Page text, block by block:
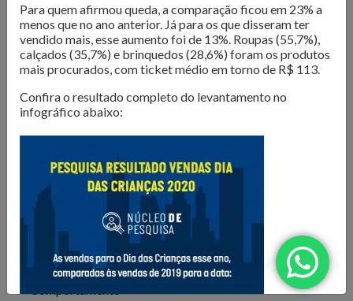
resultado de vendas e comportamento do consumidor
são divulgados para que os lojistas possam organizar seus
negócios da melhor forma. Além disso, são produzidose-
books com tendências e análises do mercado, para
Confira as publicações!
Todos
Para quem afirmou queda, a comparação ficou em 23% a
menos que no ano anterior. Já para os que disseram ter
vendido mais, esse aumento foi de 13%. Roupas (55,7%),
calçados (35,7%) e brinquedos (28,6%) foram os produtos
mais procurados, com ticket médio em torno de R$ 113.
Confira o resultado completo do levantamento no
infográfico abaixo: